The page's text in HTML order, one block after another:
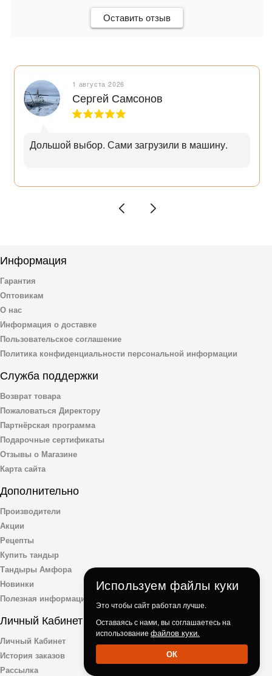
Оставить отзыв
1 августа 2026
Сергей Самсонов
Дольшой выбор. Сами загрузили в машину.
Информация
Гарантия
Оптовикам
О нас
Информация о доставке
Пользовательское соглашение
Политика конфиденциальности персональной информации
Служба поддержки
Возврат товара
Пожаловаться Директору
Партнёрская программа
Подарочные сертификаты
Отзывы о Магазине
Карта сайта
Дополнительно
Производители
Акции
Рецепты
Купить тандыр
Тандыры Амфора
Новинки
Полезная информация
Личный Кабинет
Личный Кабинет
История заказов
Рассылка
Используем файлы куки
Это чтобы сайт работал лучше.
Оставаясь с нами, вы соглашаетесь на
использование файлов куки.
ОК